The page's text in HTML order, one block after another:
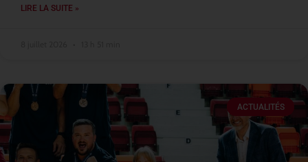
LIRE LA SUITE »
ACTUALITÉS